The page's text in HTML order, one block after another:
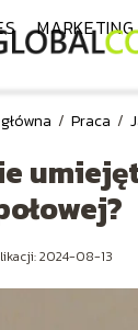
MARKETING
/ Praca /
2024-08-13